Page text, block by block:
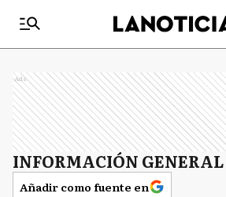
Ads
INFORMACIÓN GENERAL
Añadir como fuente en